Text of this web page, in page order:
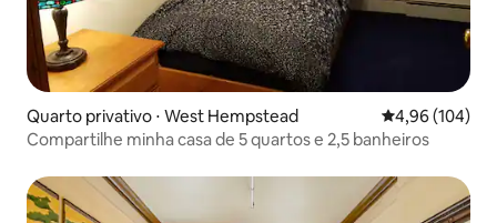
Quarto privativo ⋅ West Hempstead 4,96 de uma
4,96 (104)
Compartilhe minha casa de 5 quartos e 2,5 banheiros